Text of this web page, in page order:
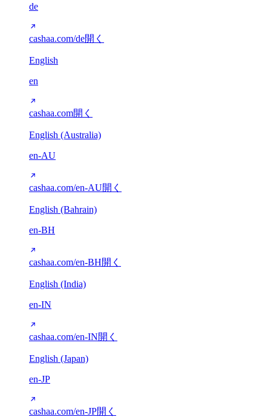
de
cashaa.com/de開く
English
en
cashaa.com開く
English (Australia)
en-AU
cashaa.com/en-AU開く
English (Bahrain)
en-BH
cashaa.com/en-BH開く
English (India)
en-IN
cashaa.com/en-IN開く
English (Japan)
en-JP
cashaa.com/en-JP開く